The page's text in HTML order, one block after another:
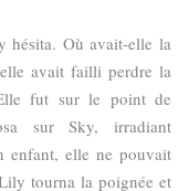
Où avait-elle la
avait failli perdre la
fut sur le point de
sur Sky, irradiant
enfant, elle ne pouvait
tourna la poignée et